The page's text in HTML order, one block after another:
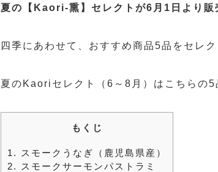
夏の【Kaori-熏】セレクトが6月1日より販
四季にあわせて、おすすめ商品5品をセレ
夏のKaoriセレクト（6～8月）はこちらの5
もくじ
1.
スモークうなぎ（鹿児島県産）
2.
スモークサーモンパストラミ